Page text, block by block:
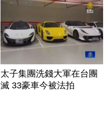
太子集團洗錢大軍在台團
滅 33豪車今被法拍